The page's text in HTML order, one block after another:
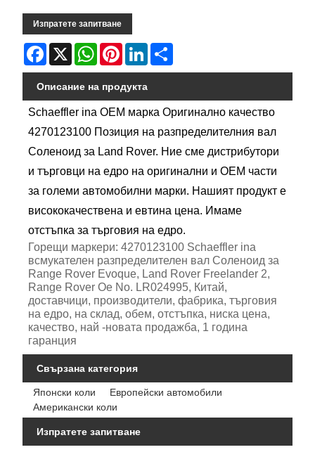
Изпратете запитване
Facebook
X WhatsAppPinterestLinkedIn
Описание на продукта
Schaeffler ina OEM марка Оригинално качество
4270123100 Позиция на разпределителния вал
Соленоид за Land Rover. Ние сме дистрибутори
и търговци на едро на оригинални и OEM части
за големи автомобилни марки. Нашият продукт е
висококачествена и евтина цена. Имаме
отстъпка за търговия на едро.
Горещи маркери: 4270123100 Schaeffler ina
всмукателен разпределителен вал Соленоид за
Range Rover Evoque, Land Rover Freelander 2,
Range Rover Oe No. LR024995, Китай,
доставчици, производители, фабрика, търговия
на едро, на склад, обем, отстъпка, ниска цена,
качество, най -новата продажба, 1 година
гаранция
Свързана категория
Японски коли
Европейски автомобили
Американски коли
Изпратете запитване